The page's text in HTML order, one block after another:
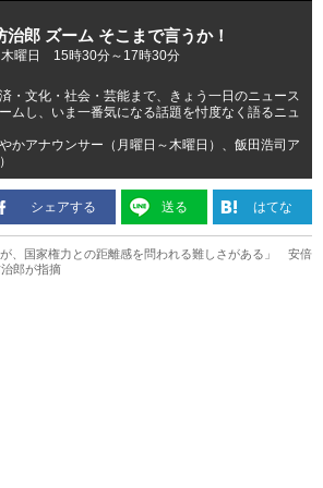
治郎 ズーム そこまで言うか！
木曜日 15時30分～17時30分
・文化・社会・芸能まで、きょう一日のニュース
ムし、いま一番気になる話題を忖度なく語るニュ
かアナウンサー（月曜日～木曜日）、飯田浩司ア
シェアする 送る はてな
が、国家権力との距離感を問われる難しさがある」 安倍
郎が指摘